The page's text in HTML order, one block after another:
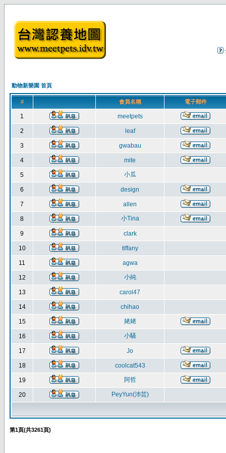
動物新樂園 首頁
# 會員名稱 電子郵件
1 meetpets
2 leaf
3 gwabau
4 mite
5 小瓜
6 design
7 allen
8 小Tina
9 clark
10 tiffany
11 agwa
12 小純
13 carol47
14 chihao
15 姥姥
16 小騷
17 Jo
18 coolcat543
19 阿哲
20 PeyYun(沛芸)
第1頁(共3261頁)